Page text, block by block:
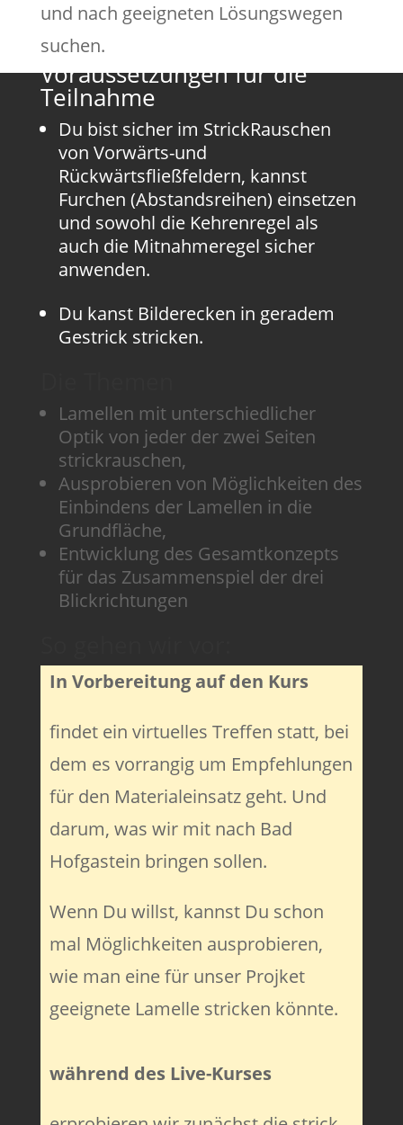
und nach geeigneten Lösungswegen
suchen.
Voraussetzungen für die
Teilnahme
Du bist sicher im StrickRauschen
von Vorwärts-und
Rückwärtsfließfeldern, kannst
Furchen (Abstandsreihen) einsetzen
und sowohl die Kehrenregel als
auch die Mitnahmeregel sicher
anwenden.
Du kanst Bilderecken in geradem
Gestrick stricken.
Lamellen mit unterschiedlicher
Optik von jeder der zwei Seiten
strickrauschen,
Ausprobieren von Möglichkeiten des
Einbindens der Lamellen in die
Grundfläche,
Entwicklung des Gesamtkonzepts
für das Zusammenspiel der drei
Blickrichtungen
In Vorbereitung auf den Kurs
findet ein virtuelles Treffen statt, bei
dem es vorrangig um Empfehlungen
für den Materialeinsatz geht. Und
darum, was wir mit nach Bad
Hofgastein bringen sollen.
Wenn Du willst, kannst Du schon
mal Möglichkeiten ausprobieren,
wie man eine für unser Projket
geeignete Lamelle stricken könnte.
während des Live-Kurses